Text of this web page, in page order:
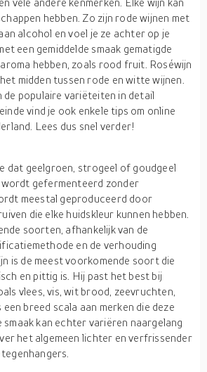
hebben. Zo zijn rode wijnen met
alcohol en voel je ze achter op je
een gemiddelde smaak gematigde
hebben, zoals rood fruit. Roséwijn
midden tussen rode en witte wijnen.
de populaire variëteiten in detail
vind je ook enkele tips om online
Lees dus snel verder!
dat geelgroen, strogeel of goudgeel
wordt gefermenteerd zonder
meestal geproduceerd door
die elke huidskleur kunnen hebben.
soorten, afhankelijk van de
en de verhouding
is de meest voorkomende soort die
en pittig is. Hij past het best bij
vlees, vis, wit brood, zeevruchten,
een breed scala aan merken die deze
smaak kan echter variëren naargelang
het algemeen lichter en verfrissender